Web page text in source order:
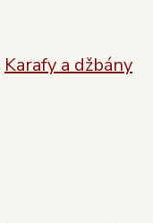
Karafy a džbány